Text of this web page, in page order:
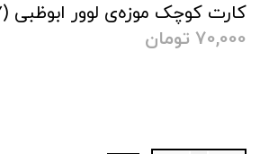
کارت کوچک موزه‌ی لوور ابوظبی (۱۵۷)
70,000 تومان